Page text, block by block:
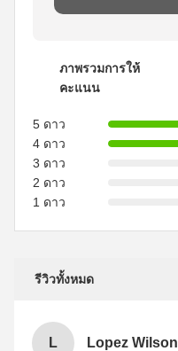
ภาพรวมการให้
คะแนน
5 ดาว
4 ดาว
3 ดาว
2 ดาว
1 ดาว
รีวิวทั้งหมด
L Lopez Wilson